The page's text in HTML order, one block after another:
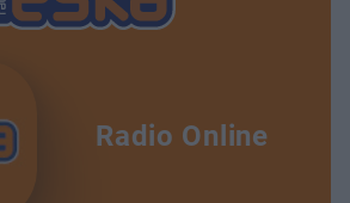
Radio Online